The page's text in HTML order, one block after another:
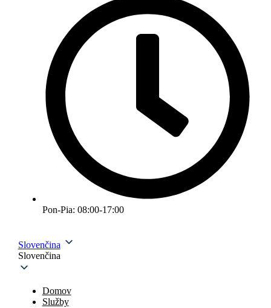
Pon-Pia: 08:00-17:00
Slovenčina
Slovenčina
Domov
Služby